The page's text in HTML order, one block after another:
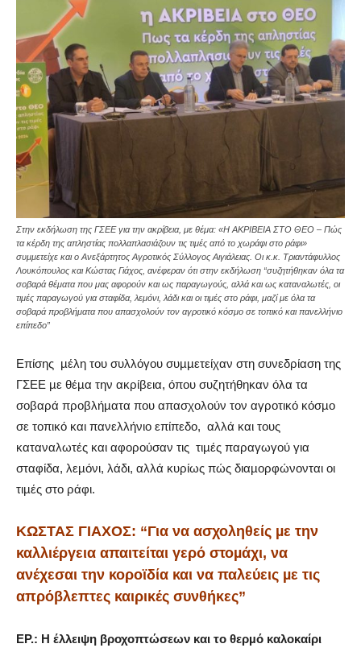
Στην εκδήλωση της ΓΣΕΕ για την ακρίβεια, με θέμα: «Η ΑΚΡΙΒΕΙΑ ΣΤΟ ΘΕΟ – Πώς
τα κέρδη της απληστίας πολλαπλασιάζουν τις τιμές από το χωράφι στο ράφι»
συμμετείχε και ο Ανεξάρτητος Αγροτικός Σύλλογος Αιγιάλειας. Οι κ.κ. Τριαντάφυλλος
Λουκόπουλος και Κώστας Γιάχος, ανέφεραν ότι στην εκδήλωση “συζητήθηκαν όλα τα
σοβαρά θέματα που μας αφορούν και ως παραγωγούς, αλλά και ως καταναλωτές, οι
τιμές παραγωγού για σταφίδα, λεμόνι, λάδι και οι τιμές στο ράφι, μαζί με όλα τα
σοβαρά προβλήματα που απασχολούν τον αγροτικό κόσμο σε τοπικό και πανελλήνιο
επίπεδο”
Επίσης µέλη του συλλόγου συµµετείχαν στη συνεδρίαση της
ΓΣΕΕ µε θέµα την ακρίβεια, όπου συζητήθηκαν όλα τα
σοβαρά προβλήµατα που απασχολούν τον αγροτικό κόσµο
σε τοπικό και πανελλήνιο επίπεδο, αλλά και τους
καταναλωτές και αφορούσαν τις τιµές παραγωγού για
σταφίδα, λεµόνι, λάδι, αλλά κυρίως πώς διαµορφώνονται οι
τιµές στο ράφι.
ΚΩΣΤΑΣ ΓΙΑΧΟΣ: “Για να ασχοληθείς µε την
καλλιέργεια απαιτείται γερό στοµάχι, να
ανέχεσαι την κοροϊδία και να παλεύεις µε τις
απρόβλεπτες καιρικές συνθήκες”
ΕΡ.: Η έλλειψη βροχοπτώσεων και το θερµό καλοκαίρι